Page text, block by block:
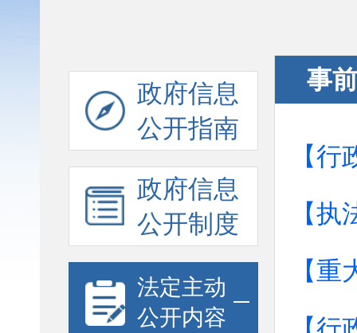
政府信息
公开指南
政府信息
公开制度
法定主动
公开内容
事
【
【
【